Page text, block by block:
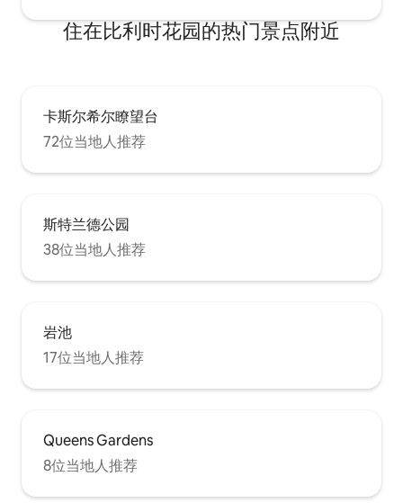
住在比利时花园的热门景点附近
卡斯尔希尔瞭望台
72位当地人推荐
斯特兰德公园
38位当地人推荐
岩池
17位当地人推荐
Queens Gardens
8位当地人推荐